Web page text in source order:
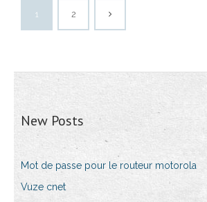
1 2
New Posts
Mot de passe pour le routeur motorola
Vuze cnet